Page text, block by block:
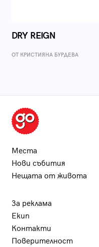
DRY REIGN
ОТ КРИСТИЯНА БУРДЕВА
Места
Нови събития
Нещата от живота
За реклама
Екип
Контакти
Поверителност